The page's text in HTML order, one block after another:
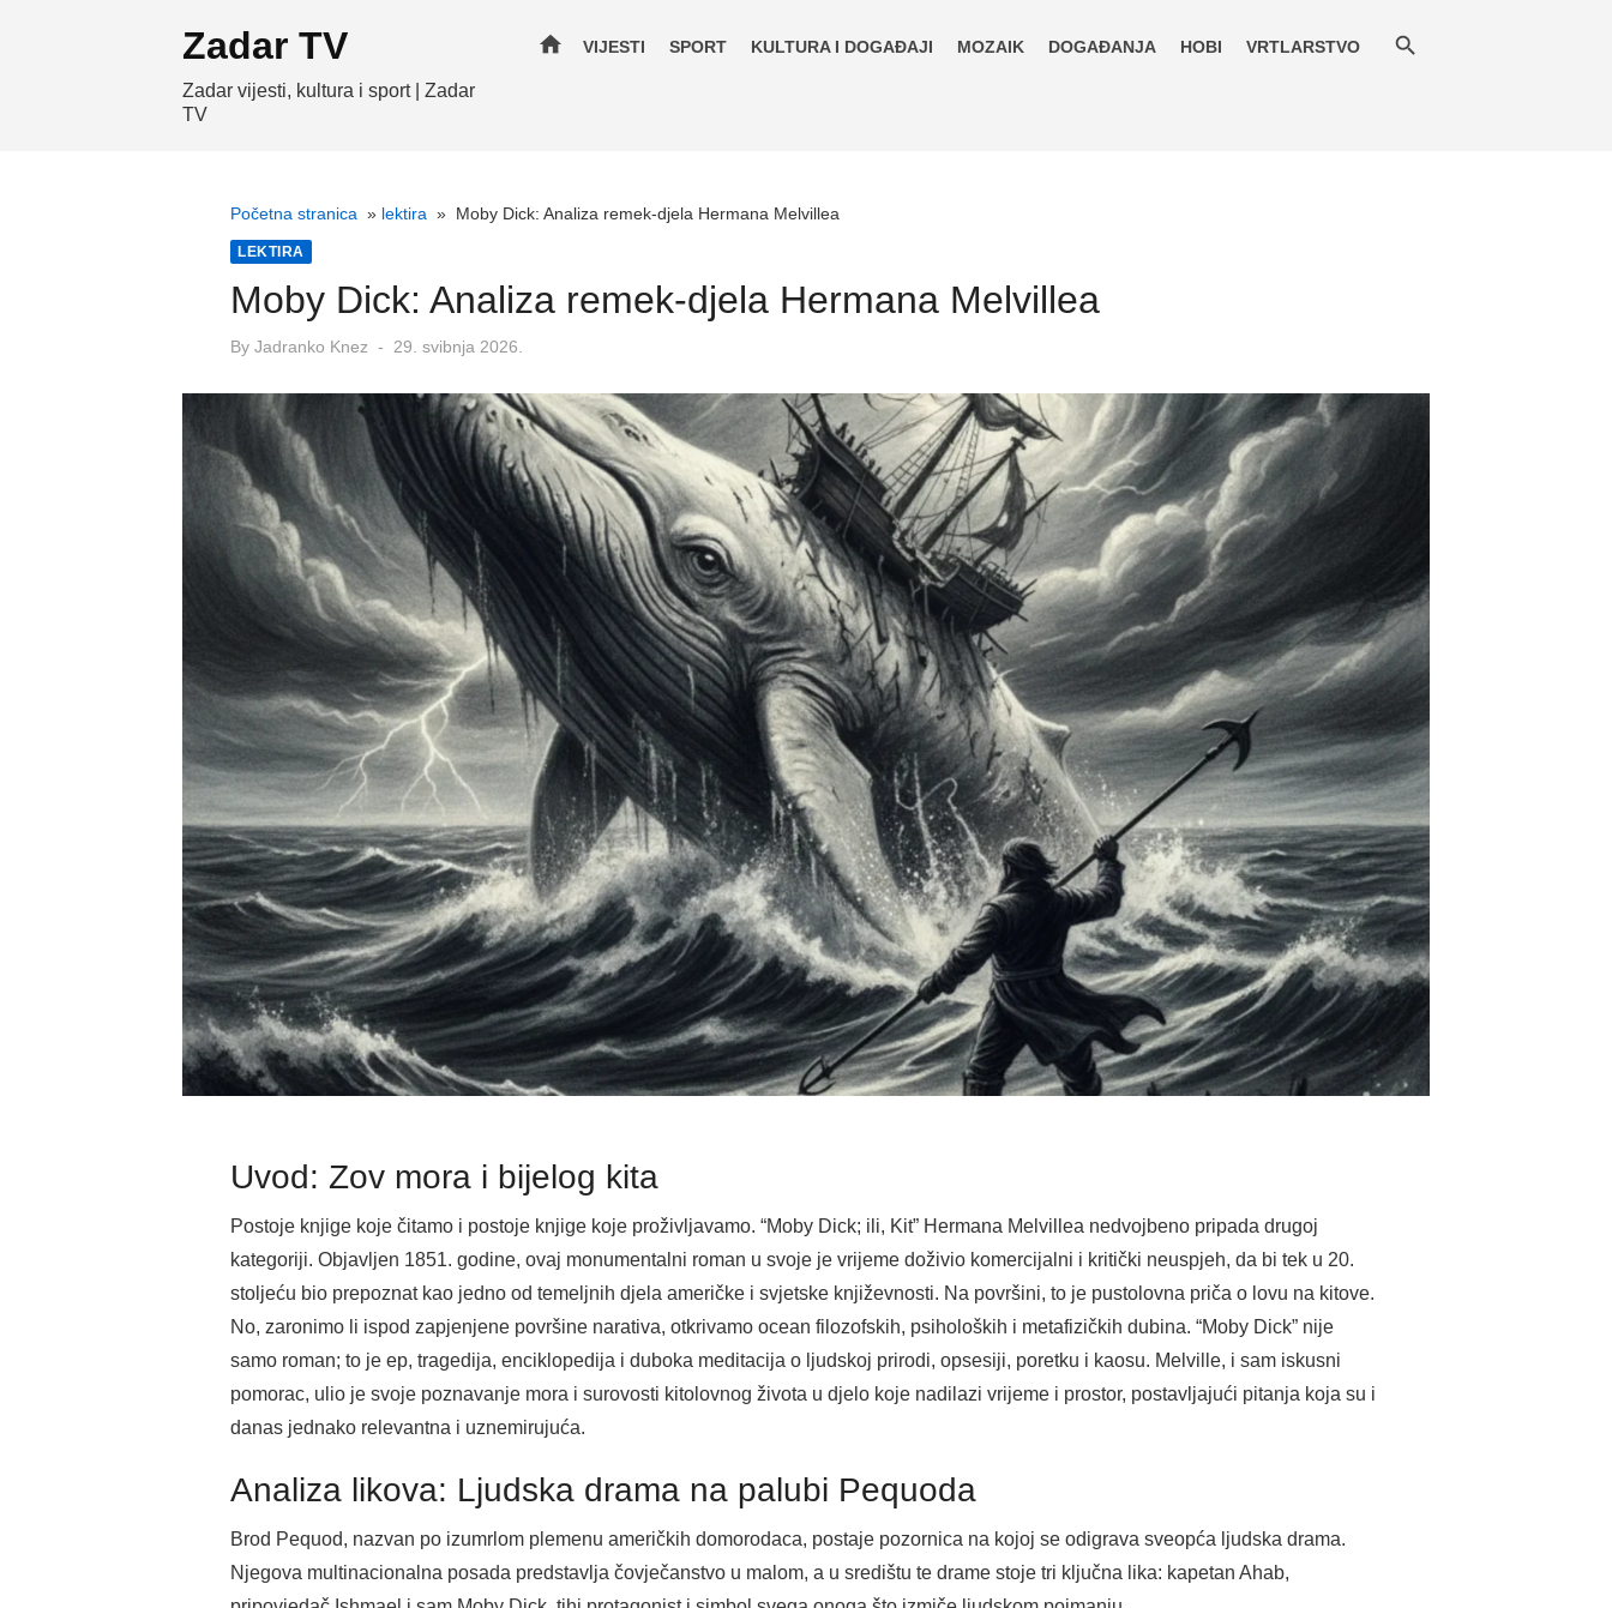
Zadar TV
Zadar vijesti, kultura i sport | Zadar
TV
home VIJESTI SPORT KULTURA I DOGAĐAJI MOZAIK DOGAĐANJA HOBI VRTLARSTVO
Početna stranica » lektira » Moby Dick: Analiza remek-djela Hermana Melvillea
LEKTIRA
Moby Dick: Analiza remek-djela Hermana Melvillea
By Jadranko Knez
Posted
29. svibnja 2026.
Uvod: Zov mora i bijelog kita
Postoje knjige koje čitamo i postoje knjige koje proživljavamo. “Moby Dick; ili, Kit” Hermana Melvillea nedvojbeno pripada drugoj
kategoriji. Objavljen 1851. godine, ovaj monumentalni roman u svoje je vrijeme doživio komercijalni i kritički neuspjeh, da bi tek u 20.
stoljeću bio prepoznat kao jedno od temeljnih djela američke i svjetske književnosti. Na površini, to je pustolovna priča o lovu na kitove.
No, zaronimo li ispod zapjenjene površine narativa, otkrivamo ocean filozofskih, psiholoških i metafizičkih dubina. “Moby Dick” nije
samo roman; to je ep, tragedija, enciklopedija i duboka meditacija o ljudskoj prirodi, opsesiji, poretku i kaosu. Melville, i sam iskusni
pomorac, ulio je svoje poznavanje mora i surovosti kitolovnog života u djelo koje nadilazi vrijeme i prostor, postavljajući pitanja koja su i
danas jednako relevantna i uznemirujuća.
Analiza likova: Ljudska drama na palubi Pequoda
Brod Pequod, nazvan po izumrlom plemenu američkih domorodaca, postaje pozornica na kojoj se odigrava sveopća ljudska drama.
Njegova multinacionalna posada predstavlja čovječanstvo u malom, a u središtu te drame stoje tri ključna lika: kapetan Ahab,